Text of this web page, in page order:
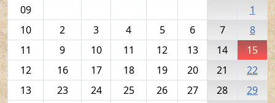
09
1
10
2 3 4 5 6 7
8
11
9 10 11 12 13 14
15
12
16 17 18 19 20 21
22
13
23 24 25 26 27 28
29